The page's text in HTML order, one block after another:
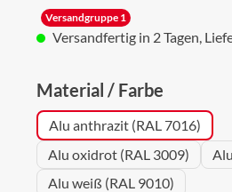
Versandgruppe 1
Versandfertig in 2 Tagen,
Material / Farbe
Alu anthrazit (RAL 7016)
Alu oxidrot (RAL 3009)
Alu weiß (RAL 9010)